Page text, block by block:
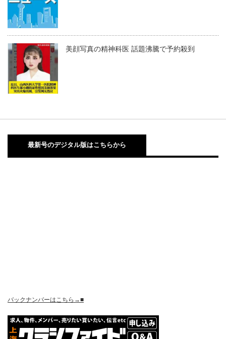
美顔写真の精神科医 話題沸騰で予約殺到
最新号のデジタル版はこちらから
バックナンバーはこちら→■